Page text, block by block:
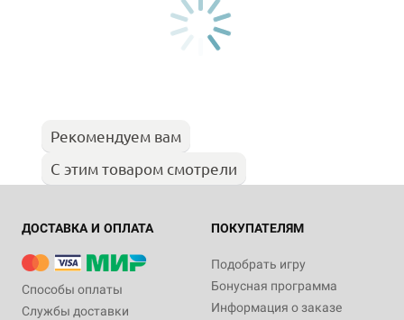
Рекомендуем вам
С этим товаром смотрели
ДОСТАВКА И ОПЛАТА
Способы оплаты
Службы доставки
ПОКУПАТЕЛЯМ
Подобрать игру
Бонусная программа
Информация о заказе